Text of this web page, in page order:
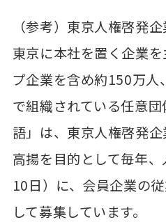
（参考）東京人権啓発
東京に本社を置く企業
プ企業を含め約150万人
で組織されている任意
語」は、東京人権啓発
高揚を目的として毎年
10日）に、会員企業の
して募集しています。